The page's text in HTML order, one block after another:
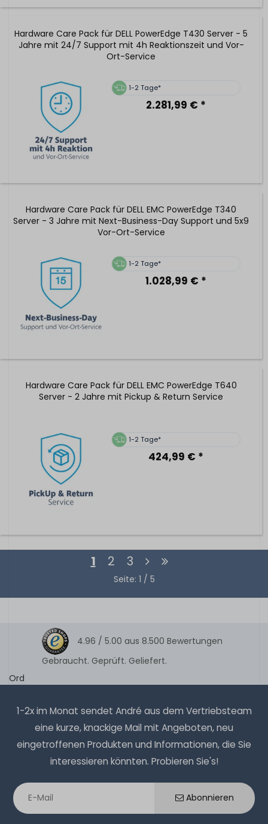
Hardware Care Pack für DELL PowerEdge T430 Server - 5
Jahre mit 24/7 Support mit 4h Reaktionszeit und Vor-
Ort-Service
1-2 Tage*
2.281,99 € *
Hardware Care Pack für DELL EMC PowerEdge T340
Server - 3 Jahre mit Next-Business-Day Support und 5x9
Vor-Ort-Service
1-2 Tage*
1.028,99 € *
Hardware Care Pack für DELL EMC PowerEdge T640
Server - 2 Jahre mit Pickup & Return Service
1-2 Tage*
424,99 € *
1 2 3
Seite: 1 / 5
4.96 / 5.00 aus 8.500 Bewertungen
Gebraucht. Geprüft. Geliefert.
Ord
1-2x im Monat sendet André aus dem Vertriebsteam
eine kurze, knackige Mail mit Angeboten, neu
eingetroffenen Produkten und Informationen, die Sie
interessieren könnten. Probieren Sie's!
Abonnieren